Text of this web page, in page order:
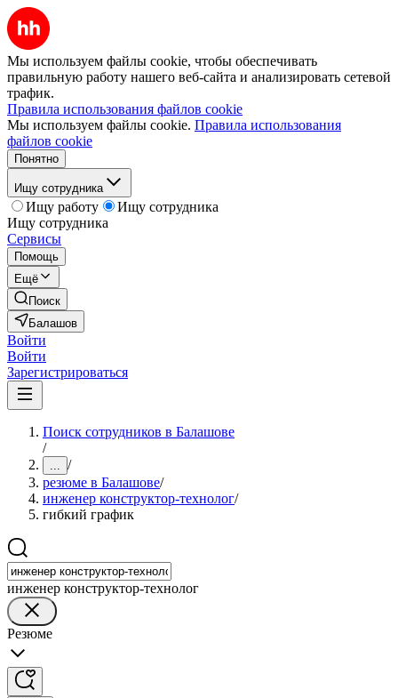
Мы используем файлы cookie, чтобы обеспечивать
правильную работу нашего веб-сайта и анализировать сетевой
трафик.
Правила использования файлов cookie
Мы используем файлы cookie. Правила использования
файлов cookie
Понятно
Ищу сотрудника
Ищу работу
Ищу сотрудника
Ищу сотрудника
Сервисы
Помощь
Ещё
Поиск
Балашов
Войти
Войти
Зарегистрироваться
Поиск сотрудников в Балашове
/
... /
резюме в Балашове/
инженер конструктор-технолог/
гибкий график
инженер конструктор-технолог
Резюме